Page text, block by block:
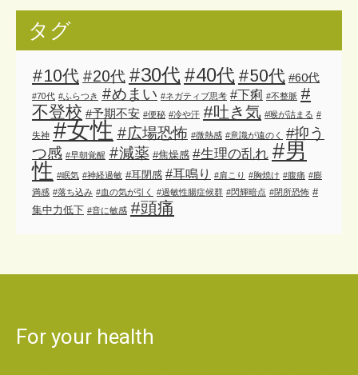
タグ
#10代 #20代 #30代 #40代 #50代 #60代
#70代 #ふらつき #めまい #ネガティブ思考 #下痢 #不整脈 #
不登校 #予期不安 #便秘 #冷や汗 #吐き気 #喉が詰まる #
失神 #女性 #広場恐怖 #微熱感 #意識が遠のく
#抑う
つ感 #早朝覚醒 #減薬 #焦燥感 #生理の乱れ #男
性 #眠気 #神経過敏 #耳閉感 #耳鳴り #肩こり #胸焼け #腹痛 #膨
満感 #落ち込み #血の気が引く #過敏性腸症候群 #閃輝暗点 #閉所恐怖 #
集中力低下 #音に敏感 #頭痛
For your health